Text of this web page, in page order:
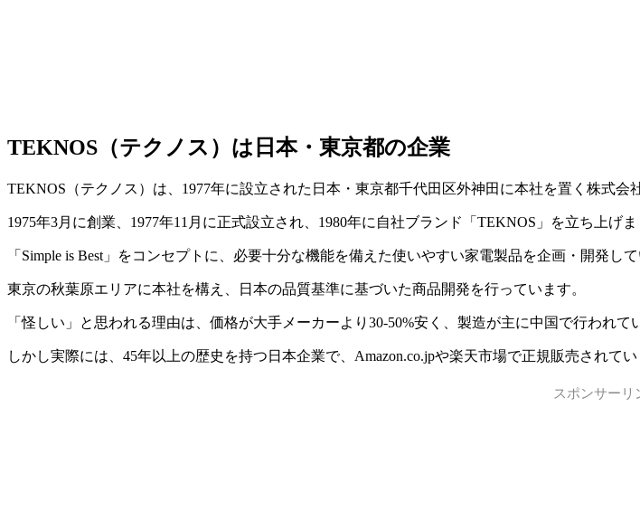
TEKNOS（テクノス）は日本・東京都の企業
TEKNOS（テクノス）は、1977年に設立された日本・東京都千代田区外神田に本社を置く株式会
1975年3月に創業、1977年11月に正式設立され、1980年に自社ブランド「TEKNOS」を立ち上げま
「Simple is Best」をコンセプトに、必要十分な機能を備えた使いやすい家電製品を企画・開発して
東京の秋葉原エリアに本社を構え、日本の品質基準に基づいた商品開発を行っています。
「怪しい」と思われる理由は、価格が大手メーカーより30-50%安く、製造が主に中国で行われて
しかし実際には、45年以上の歴史を持つ日本企業で、Amazon.co.jpや楽天市場で正規販売されてい
スポンサーリ